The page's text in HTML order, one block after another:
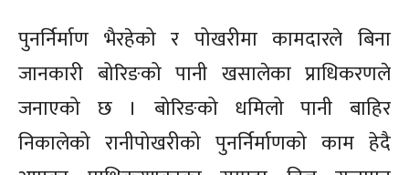
पुनर्निर्माण भैरहेको र पोखरीमा कामदारले बिना
जानकारी बोरिङको पानी खसालेका प्राधिकरणले
जनाएको छ । बोरिङको धमिलो पानी बाहिर
निकालेको रानीपोखरीको पुनर्निर्माणको काम हेदै